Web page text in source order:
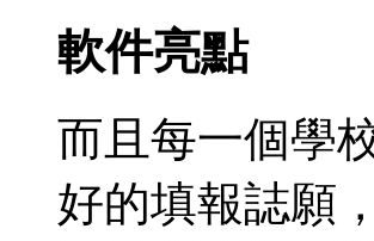
軟件亮點
而且每一個學
好的填報誌願